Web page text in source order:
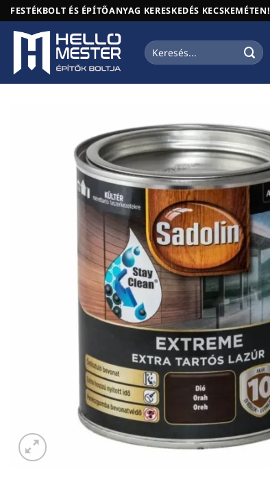
Skip
to
content
FESTÉKBOLT ÉS ÉPÍTŐANYAG KERESKEDÉS KECSKEMÉTEN!
Keresés
a